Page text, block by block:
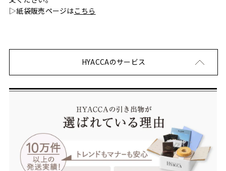
▷紙袋販売ページはこちら
HYACCAのサービス